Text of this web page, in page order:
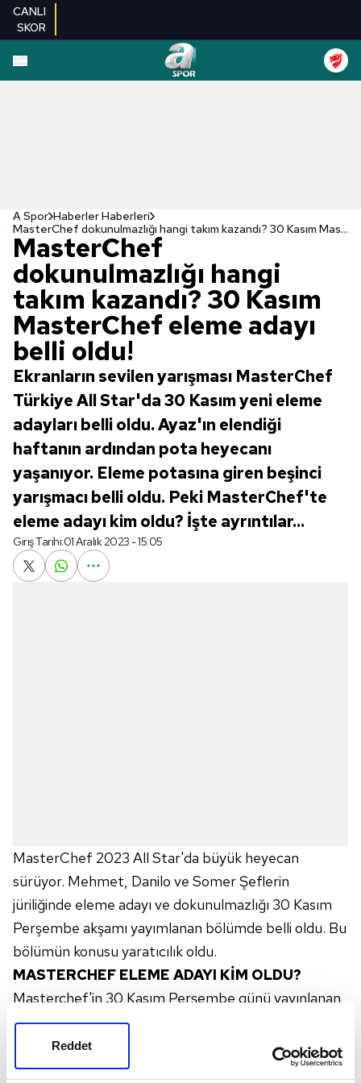
Reddet
CANLI
SKOR
A Spor Haberler Haberleri
MasterChef dokunulmazlığı hangi takım kazandı? 30 Kasım MasterChef eleme adayı belli oldu!
MasterChef
dokunulmazlığı hangi
takım kazandı? 30 Kasım
MasterChef eleme adayı
belli oldu!
Ekranların sevilen yarışması MasterChef
Türkiye All Star'da 30 Kasım yeni eleme
adayları belli oldu. Ayaz'ın elendiği
haftanın ardından pota heyecanı
yaşanıyor. Eleme potasına giren beşinci
yarışmacı belli oldu. Peki MasterChef'te
eleme adayı kim oldu? İşte ayrıntılar...
Giriş Tarihi:01 Aralık 2023 - 15:05
MasterChef 2023 All Star'da büyük heyecan
sürüyor. Mehmet, Danilo ve Somer Şeflerin
jüriliğinde eleme adayı ve dokunulmazlığı 30 Kasım
Perşembe akşamı yayımlanan bölümde belli oldu. Bu
bölümün konusu yaratıcılık oldu.
MASTERCHEF ELEME ADAYI KİM OLDU?
Masterchef'in 30 Kasım Perşembe günü yayınlanan
bölümünde eleme adayı